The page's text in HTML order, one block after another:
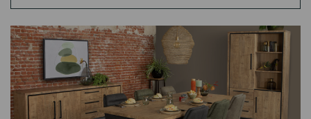
COLLECTIES
Quartz
Norway
Emma